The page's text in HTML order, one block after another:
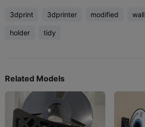
3dprint 3dprinter modified wall
holder tidy
Related Models